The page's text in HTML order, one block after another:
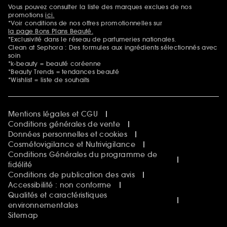
Sephora Beautiful Club
Clean at Sephora
Idées & Inspirations Beauté
Mentions additionnelles
Vous pouvez consulter la liste des marques exclues de nos
promotionsici.
*Voir conditions de nos offres promotionnelles sur
la page Bons Plans Beauté.
*Exclusivité dans le réseau de parfumeries nationales.
Clean at Sephora : Des formules aux ingrédients sélectionnés avec
soin
*k-beauty = beauté coréenne
*Beauty Trends = tendances beauté
*Wishlist = liste de souhaits
Mentions légales et CGU
Conditions générales de vente
Données personnelles et cookies
Cosmétovigilance et Nutrivigilance
Conditions Générales du programme de
fidélité
Conditions de publication des avis
Accessibilité : non conforme
Qualités et caractéristiques
environnementales
Sitemap